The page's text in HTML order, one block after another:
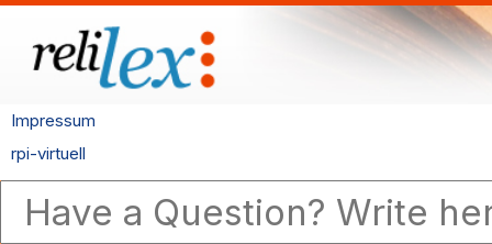
Impressum
rpi-virtuell